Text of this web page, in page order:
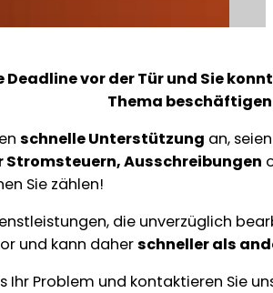
Deadline vor der Tür und Sie
Thema
schnelle Unterstützung an,
Stromsteuern, Ausschreibungen
Sie zählen!
die unverzüglich
und kann daherschneller als
Ihr Problem und kontaktieren Sie